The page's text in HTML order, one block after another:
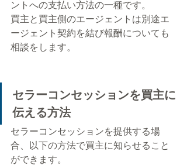
ントへの支払い方法の一種です。
買主と買主側のエージェントは別途エ
ージェント契約を結び報酬についても
相談をします。
セラーコンセッションを買主に
伝える方法
セラーコンセッションを提供する場
合、以下の方法で買主に知らせること
ができます。